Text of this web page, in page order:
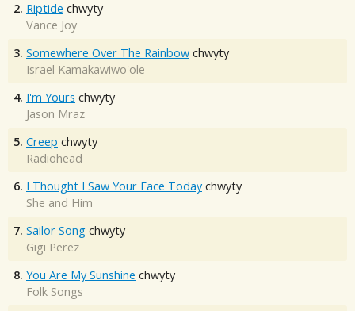
2. Riptide chwyty
Vance Joy
3. Somewhere Over The Rainbow chwyty
Israel Kamakawiwo'ole
4. I'm Yours chwyty
Jason Mraz
5. Creep chwyty
Radiohead
6. I Thought I Saw Your Face Today chwyty
She and Him
7. Sailor Song chwyty
Gigi Perez
8. You Are My Sunshine chwyty
Folk Songs